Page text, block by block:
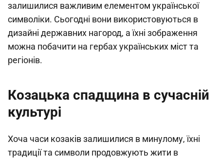
залишилися важливим елементом української
символіки. Сьогодні вони використовуються в
дизайні державних нагород, а їхні зображення
можна побачити на гербах українських міст та
регіонів.
Козацька спадщина в сучасній
культурі
Хоча часи козаків залишилися в минулому, їхні
традиції та символи продовжують жити в